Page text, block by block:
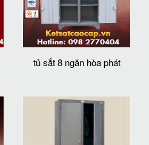
tủ sắt 8 ngăn hòa phát